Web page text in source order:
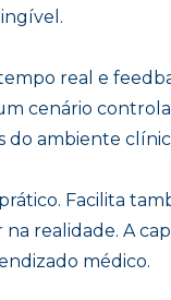
real e
cenário
do ambiente
Facilita
realidade. A
médico.